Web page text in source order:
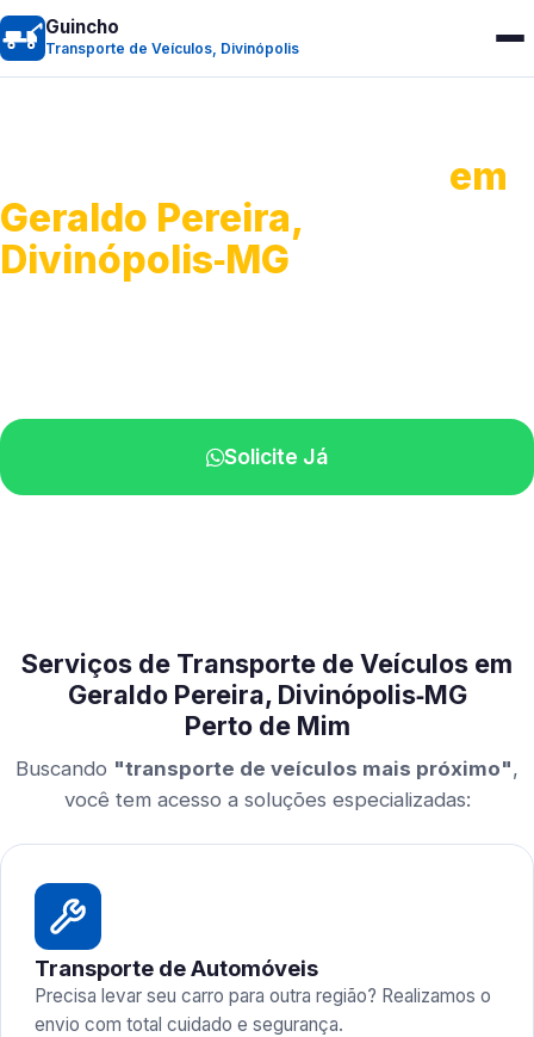
Guincho
Transporte de Veículos, Divinópolis
em
Geraldo Pereira,
Divinópolis‑MG
Solicite Já
Serviços de Transporte de Veículos em
Geraldo Pereira, Divinópolis‑MG
Perto de Mim
Buscando "transporte de veículos mais próximo",
você tem acesso a soluções especializadas:
Transporte de Automóveis
Precisa levar seu carro para outra região? Realizamos o
envio com total cuidado e segurança.